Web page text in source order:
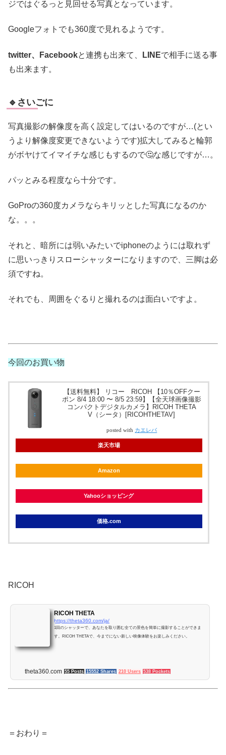
ジではぐるっと見回せる写真となっています。
Googleフォトでも360度で見れるようです。
twitter、Facebookと連携も出来て、 LINEで相手に送る事
も出来ます。
🔹さいごに
写真撮影の解像度を高く設定してはいるのですが…(とい
うより解像度変更できないようです)拡大してみると輪郭
がボヤけてイマイチな感じもするので🤔な感じですが…。
パッとみる程度なら十分です。
GoProの360度カメラならキリッとした写真になるのか
な。。。
それと、暗所には弱いみたいでiphoneのようには取れず
に思いっきりスローシャッターになりますので、三脚は必
須ですね。
それでも、周囲をぐるりと撮れるのは面白いですよ。
今回のお買い物
【送料無料】 リコー RICOH 【10％OFFクー
ポン 8/4 18:00 〜 8/5 23:59】【全天球画像撮影
コンパクトデジタルカメラ】RICOH THETA
V（シータ）[RICOHTHETAV]
posted with カエレバ
楽天市場
Amazon
Yahooショッピング
価格.com
RICOH
RICOH THETA
https://theta360.com/ja/
1回のシャッターで、あなたを取り囲む全ての景色を簡単に撮影することができま
す。RICOH THETAで、今までにない新しい映像体験をお楽しみください。
theta360.com 55 Posts 15552 Shares 210 Users 538 Pockets
＝おわり＝